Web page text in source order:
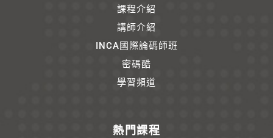
課程介紹
講師介紹
INCA國際論碼師班
密碼酷
學習頻道
熱門課程